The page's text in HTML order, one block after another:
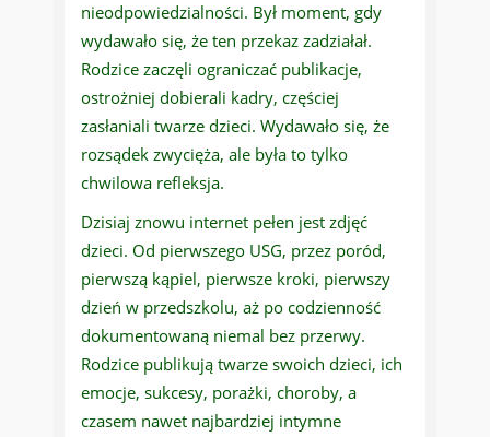
nieodpowiedzialności. Był moment, gdy
wydawało się, że ten przekaz zadziałał.
Rodzice zaczęli ograniczać publikacje,
ostrożniej dobierali kadry, częściej
zasłaniali twarze dzieci. Wydawało się, że
rozsądek zwycięża, ale była to tylko
chwilowa refleksja.
Dzisiaj znowu internet pełen jest zdjęć
dzieci. Od pierwszego USG, przez poród,
pierwszą kąpiel, pierwsze kroki, pierwszy
dzień w przedszkolu, aż po codzienność
dokumentowaną niemal bez przerwy.
Rodzice publikują twarze swoich dzieci, ich
emocje, sukcesy, porażki, choroby, a
czasem nawet najbardziej intymne